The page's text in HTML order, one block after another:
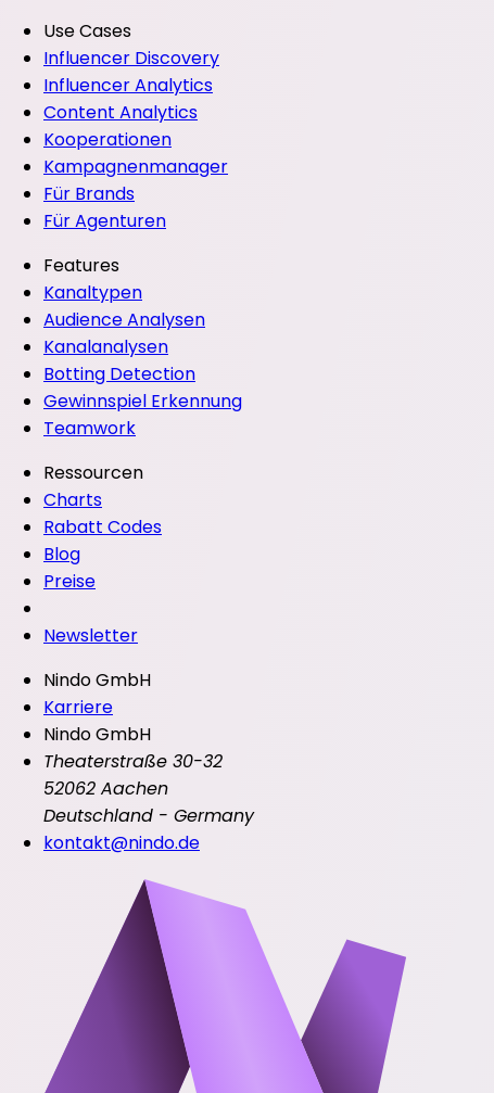
Use Cases
Influencer Discovery
Influencer Analytics
Content Analytics
Kooperationen
Kampagnenmanager
Für Brands
Für Agenturen
Features
Kanaltypen
Audience Analysen
Kanalanalysen
Botting Detection
Gewinnspiel Erkennung
Teamwork
Ressourcen
Charts
Rabatt Codes
Blog
Preise
Newsletter
Nindo GmbH
Karriere
Nindo GmbH
Theaterstraße 30-32
52062 Aachen
Deutschland - Germany
kontakt@nindo.de